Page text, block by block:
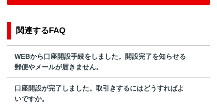
関連するFAQ
WEBから口座開設手続をしました。開設完了を知らせる
郵便やメールが届きません。
口座開設が完了しました。取引きするにはどうすればよ
いですか。